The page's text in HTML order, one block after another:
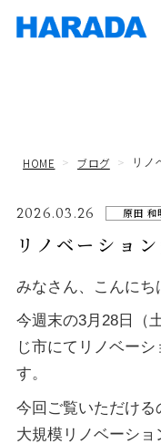
HOME ブログ リノ
2026.03.26 原田 和
リノベーショ
みなさん、こんにち
今週末の3月28日（
じ市にてリノベー
す。
今回ご覧いただけ
大規模リノベーショ